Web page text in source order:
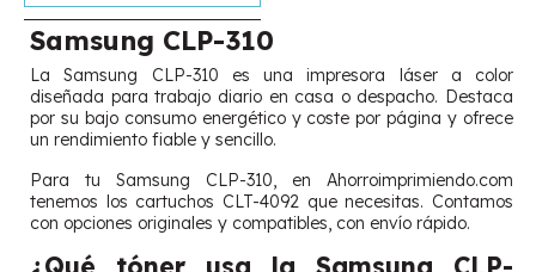
Samsung CLP-310
La Samsung CLP-310 es una impresora láser a color
diseñada para trabajo diario en casa o despacho. Destaca
por su bajo consumo energético y coste por página y ofrece
un rendimiento fiable y sencillo.
Para tu Samsung CLP-310, en Ahorroimprimiendo.com
tenemos los cartuchos CLT-4092 que necesitas. Contamos
con opciones originales y compatibles, con envío rápido.